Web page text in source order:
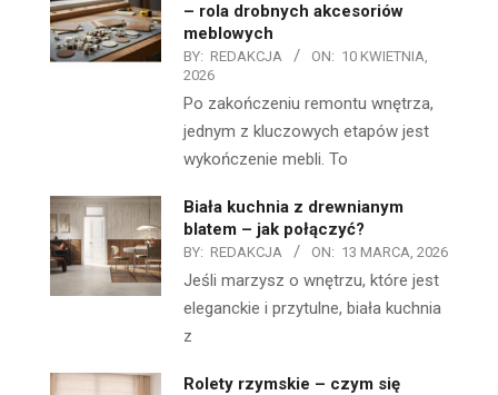
– rola drobnych akcesoriów
meblowych
BY: REDAKCJA ON: 10 KWIETNIA,
2026
Po zakończeniu remontu wnętrza,
jednym z kluczowych etapów jest
wykończenie mebli. To
Biała kuchnia z drewnianym
blatem – jak połączyć?
BY: REDAKCJA ON: 13 MARCA, 2026
Jeśli marzysz o wnętrzu, które jest
eleganckie i przytulne, biała kuchnia
z
Rolety rzymskie – czym się